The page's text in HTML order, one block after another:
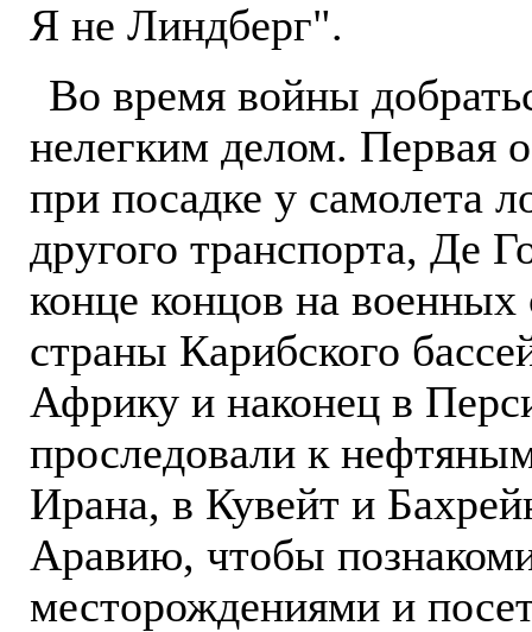
Я не Линдберг".
Во время войны
нелегким делом. Первая
при посадке у самолета
другого транспорта, Де
конце концов на военных
страны Карибского
Африку и наконец в
проследовали к
Ирана, в Кувейт и
Аравию, чтобы
месторождениями и